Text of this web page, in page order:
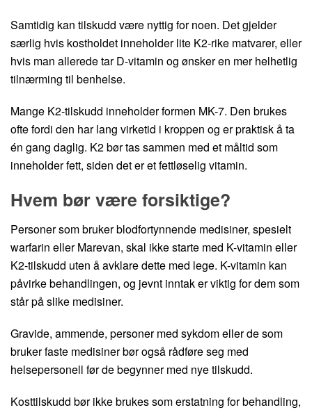
Samtidig kan tilskudd være nyttig for noen. Det gjelder
særlig hvis kostholdet inneholder lite K2-rike matvarer, eller
hvis man allerede tar D-vitamin og ønsker en mer helhetlig
tilnærming til benhelse.
Mange K2-tilskudd inneholder formen MK-7. Den brukes
ofte fordi den har lang virketid i kroppen og er praktisk å ta
én gang daglig. K2 bør tas sammen med et måltid som
inneholder fett, siden det er et fettløselig vitamin.
Hvem bør være forsiktige?
Personer som bruker blodfortynnende medisiner, spesielt
warfarin eller Marevan, skal ikke starte med K-vitamin eller
K2-tilskudd uten å avklare dette med lege. K-vitamin kan
påvirke behandlingen, og jevnt inntak er viktig for dem som
står på slike medisiner.
Gravide, ammende, personer med sykdom eller de som
bruker faste medisiner bør også rådføre seg med
helsepersonell før de begynner med nye tilskudd.
Kosttilskudd bør ikke brukes som erstatning for behandling,